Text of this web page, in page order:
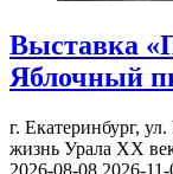
Выставка
Яблочный
г. Екатеринбург,
жизнь Урала ХХ
2026-08-08 2026-